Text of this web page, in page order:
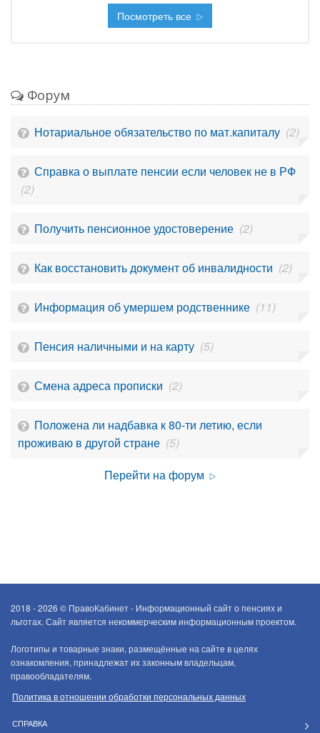
Посмотреть все
Форум
Нотариальное обязательство по мат.капиталу (2)
Справка о выплате пенсии если человек не в РФ
(2)
Получить пенсионное удостоверение (2)
Как восстановить документ об инвалидности (2)
Информация об умершем родственнике (11)
Пенсия наличными и на карту (5)
Смена адреса прописки (2)
Положена ли надбавка к 80-ти летию, если
проживаю в другой стране (5)
Перейти на форум
2018 - 2026 © ПравоКабинет - Информационный сайт о пенсиях и
льготах. Сайт является некоммерческим информационным проектом.
Логотипы и товарные знаки, размещённые на сайте в целях
ознакомления, принадлежат их законным владельцам,
правообладателям.
Политика в отношении обработки персональных данных
СПРАВКА